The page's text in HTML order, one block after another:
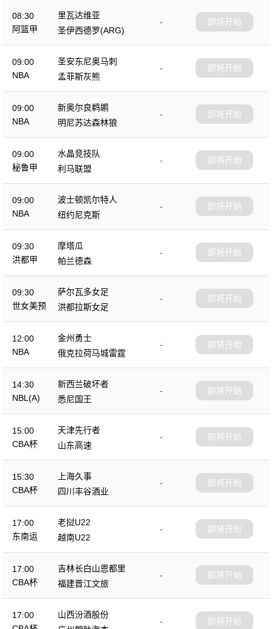
08:30
阿篮甲
里瓦达维亚
-
圣伊西德罗(ARG)
即将开始
09:00
NBA
圣安东尼奥马刺
-
孟菲斯灰熊
即将开始
09:00
NBA
新奥尔良鹈鹕
-
明尼苏达森林狼
即将开始
09:00
秘鲁甲
水晶竞技队
-
利马联盟
即将开始
09:00
NBA
波士顿凯尔特人
-
纽约尼克斯
即将开始
09:30
洪都甲
摩塔瓜
-
帕兰德森
即将开始
09:30
世女美预
萨尔瓦多女足
-
洪都拉斯女足
即将开始
12:00
NBA
金州勇士
-
俄克拉荷马城雷霆
即将开始
14:30
NBL(A)
新西兰破坏者
-
悉尼国王
即将开始
15:00
CBA杯
天津先行者
-
山东高速
即将开始
15:30
CBA杯
上海久事
-
四川丰谷酒业
即将开始
17:00
东南运
老挝U22
-
越南U22
即将开始
17:00
CBA杯
吉林长白山恩都里
-
福建晋江文旅
即将开始
17:00
山西汾酒股份
-
即将开始